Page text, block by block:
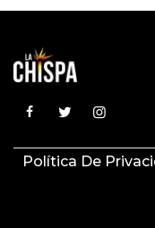
Política De